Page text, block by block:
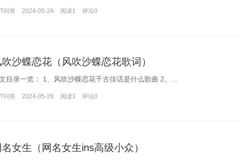
问答 2024-05-26 阅读1 评论0
吹沙蝶恋花（风吹沙蝶恋花歌词）
本文目录一览： 1、风吹沙蝶恋花千古佳话是什么歌曲 2、...
问答 2024-05-26 阅读3 评论0
名女生（网名女生ins高级小众）